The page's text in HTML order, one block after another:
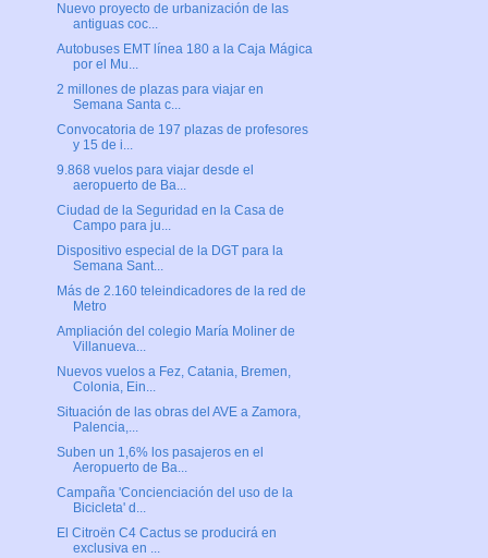
Nuevo proyecto de urbanización de las
antiguas coc...
Autobuses EMT línea 180 a la Caja Mágica
por el Mu...
2 millones de plazas para viajar en
Semana Santa c...
Convocatoria de 197 plazas de profesores
y 15 de i...
9.868 vuelos para viajar desde el
aeropuerto de Ba...
Ciudad de la Seguridad en la Casa de
Campo para ju...
Dispositivo especial de la DGT para la
Semana Sant...
Más de 2.160 teleindicadores de la red de
Metro
Ampliación del colegio María Moliner de
Villanueva...
Nuevos vuelos a Fez, Catania, Bremen,
Colonia, Ein...
Situación de las obras del AVE a Zamora,
Palencia,...
Suben un 1,6% los pasajeros en el
Aeropuerto de Ba...
Campaña 'Concienciación del uso de la
Bicicleta' d...
El Citroën C4 Cactus se producirá en
exclusiva en ...